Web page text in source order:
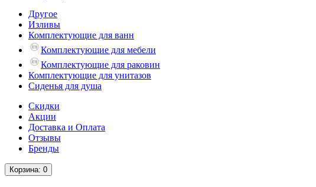
Другое
Изливы
Комплектующие для ванн
Комплектующие для мебели
Комплектующие для раковин
Комплектующие для унитазов
Сиденья для душа
Скидки
Акции
Доставка и Оплата
Отзывы
Бренды
Корзина: 0